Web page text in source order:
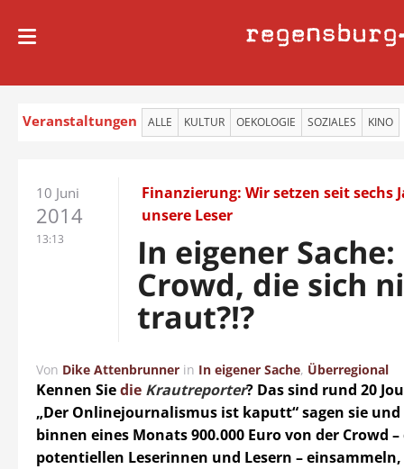
regensburg
Veranstaltungen ALLE KULTUR OEKOLOGIE SOZIALES KINO
10 Juni
2014
13:13
Finanzierung: Wir setzen seit sechs
unsere Leser
In eigener
Crowd, die sich
traut?!?
Von Dike Attenbrunner in In eigener Sache, Überregional
Kennen Siedie Krautreporter? Das sind rund 20
„Der Onlinejournalismus ist kaputt“ sagen sie
binnen eines Monats 900.000 Euro von der Crowd –
potentiellen Leserinnen und Lesern –